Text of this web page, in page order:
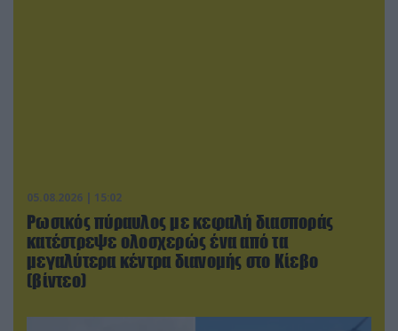
05.08.2026 | 15:02
Ρωσικός πύραυλος με κεφαλή διασποράς
κατέστρεψε ολοσχερώς ένα από τα
μεγαλύτερα κέντρα διανομής στο Κίεβο
(βίντεο)